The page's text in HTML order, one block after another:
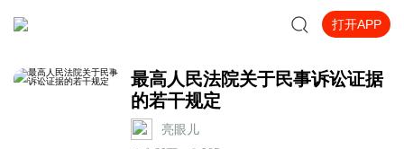
打开APP
最高人民法院关于民事诉讼证据
的若干规定
亮眼儿